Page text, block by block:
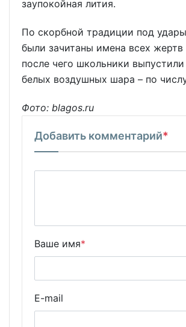
заупокойная лития.
По скорбной традиции под
были зачитаны имена всех жертв
после чего школьники
белых воздушных шара – по
Фото: blagos.ru
Добавить комментарий*
Ваше имя*
E-mail